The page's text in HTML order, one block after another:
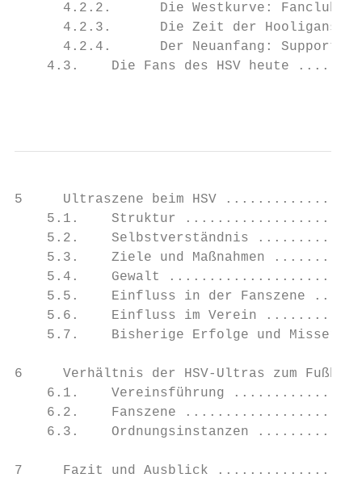
4.2.2.      Die Westkurve:
4.2.3.      Die Zeit der Hooligans
4.2.4.      Der Neuanfang:
4.3.    Die Fans des HSV heute
5     Ultraszene beim HSV
5.1.    Struktur
5.2.    Selbstverständnis
5.3.    Ziele und Maßnahmen
5.4.    Gewalt
5.5.    Einfluss in der Fanszene
5.6.    Einfluss im Verein
5.7.    Bisherige Erfolge und
6     Verhältnis der HSV‐Ultras
6.1.    Vereinsführung
6.2.    Fanszene
6.3.    Ordnungsinstanzen
7     Fazit und Ausblick